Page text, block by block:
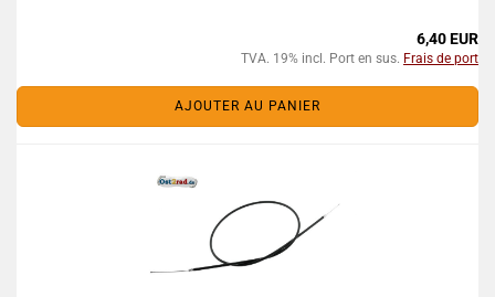
6,40 EUR
TVA. 19% incl. Port en sus. Frais de port
AJOUTER AU PANIER